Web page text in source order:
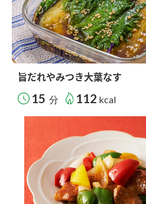
旨だれやみつき大葉なす
15 分 112 kcal